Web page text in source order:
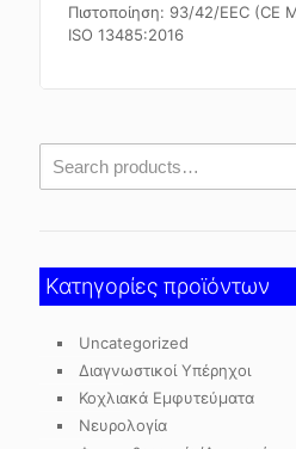
Πιστοποίηση: 93/42/EEC (CE
ISO 13485:2016
Κατηγορίες προϊόντων
Uncategorized
Διαγνωστικοί Υπέρηχοι
Κοχλιακά Εμφυτεύματα
Νευρολογία